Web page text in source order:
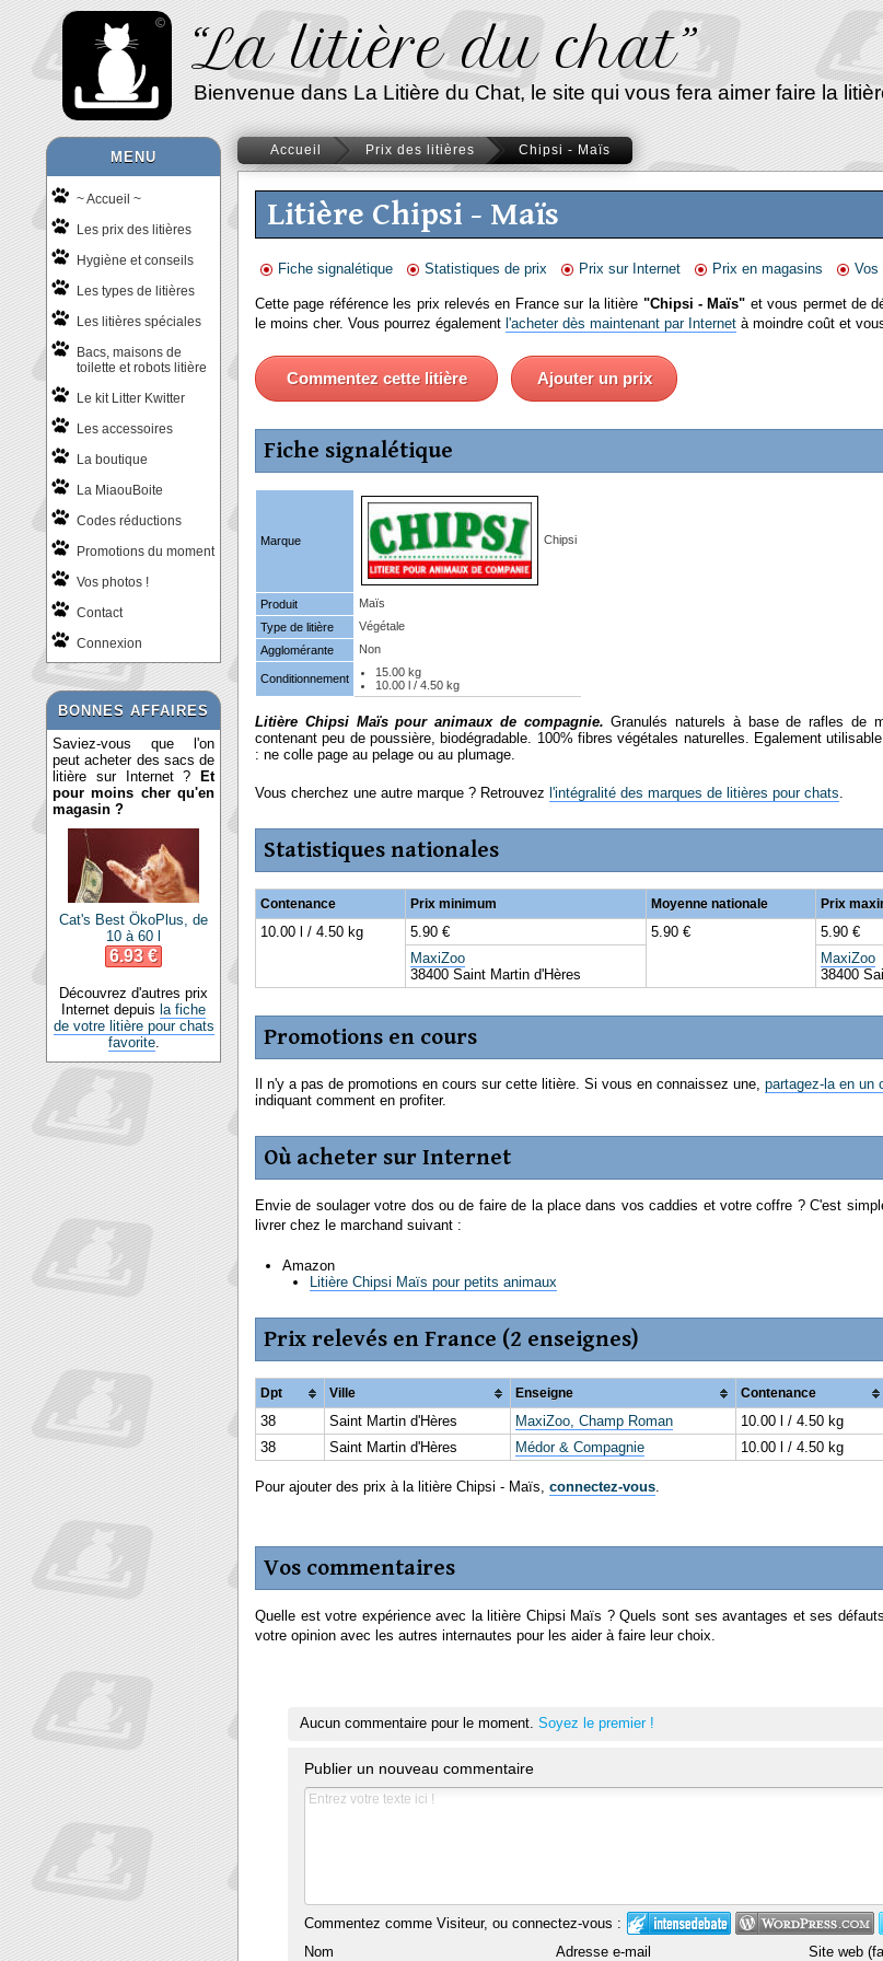
“La litière du chat”
Bienvenue dans La Litière du Chat, le site qui vous fera aimer faire la
MENU
~ Accueil ~
Les prix des litières
Hygiène et conseils
Les types de litières
Les litières spéciales
Bacs, maisons de
toilette et robots litière
Le kit Litter Kwitter
Les accessoires
La boutique
La MiaouBoite
Codes réductions
Promotions du moment
Vos photos !
Contact
Connexion
BONNES AFFAIRES
Saviez-vous que l'on
peut acheter des sacs de
litière sur Internet ?
Et
pour moins cher qu'en
magasin ?
Cat's Best ÖkoPlus, de
10 à 60 l
6.93 €
Découvrez d'autres prix
Internet depuis la fiche
de votre litière pour chats
favorite.
Accueil Prix des litières Chipsi - Maïs
Litière Chipsi - Maïs
Fiche signalétique Statistiques de prix Prix sur Internet Prix en magasins Vos
Cette page référence les prix relevés en France sur la litière "Chipsi - Maïs" et vous permet de
le moins cher. Vous pourrez également l'acheter dès maintenant par Internet à moindre coût et
Commentez cette litière Ajouter un prix
Fiche signalétique
Marque Chipsi
Produit
Maïs
Type de litière
Végétale
Agglomérante
Non
Conditionnement
15.00 kg
10.00 l / 4.50 kg
Litière Chipsi Maïs pour animaux de compagnie. Granulés naturels à base de rafles de
contenant peu de poussière, biodégradable. 100% fibres végétales naturelles. Egalement
: ne colle page au pelage ou au plumage.
Vous cherchez une autre marque ? Retrouvez l'intégralité des marques de litières pour chats.
Statistiques nationales
Contenance Prix minimum Moyenne nationale Prix
10.00 l / 4.50 kg 5.90 € 5.90 € 5.90 €
MaxiZoo
38400 Saint Martin d'Hères
MaxiZoo
38400
Promotions en cours
Il n'y a pas de promotions en cours sur cette litière. Si vous en connaissez une, partagez-la en un
indiquant comment en profiter.
Où acheter sur Internet
Envie de soulager votre dos ou de faire de la place dans vos caddies et votre coffre ? C'est
livrer chez le marchand suivant :
Amazon
Litière Chipsi Maïs pour petits animaux
Prix relevés en France (2 enseignes)
Dpt Ville Enseigne Contenance
38 Saint Martin d'Hères MaxiZoo, Champ Roman 10.00 l / 4.50 kg
38
Saint Martin d'Hères Médor & Compagnie 10.00 l / 4.50 kg
Pour ajouter des prix à la litière Chipsi - Maïs, connectez-vous.
Vos commentaires
Quelle est votre expérience avec la litière Chipsi Maïs ? Quels sont ses avantages et ses
votre opinion avec les autres internautes pour les aider à faire leur choix.
Aucun commentaire pour le moment. Soyez le premier !
Publier un nouveau commentaire
Commentez comme Visiteur, ou connectez-vous :
Nom Adresse e-mail Site web